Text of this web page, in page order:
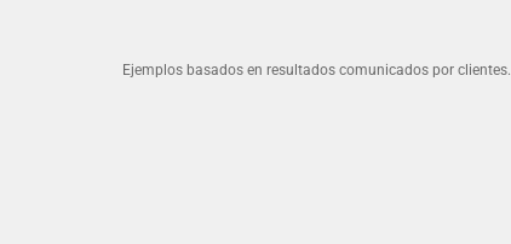
Ejemplos basados en resultados comunicados por clientes.